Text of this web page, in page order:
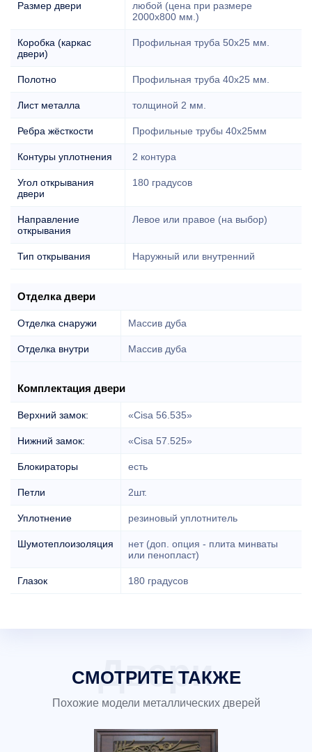
Размер двери
любой (цена при размере
2000x800 мм.)
Коробка (каркас
двери)
Профильная труба 50х25 мм.
Полотно Профильная труба 40х25 мм.
Лист металла толщиной 2 мм.
Ребра жёсткости Профильные трубы 40х25мм
Контуры уплотнения 2 контура
Угол открывания
двери
180 градусов
Направление
открывания
Левое или правое (на выбор)
Тип открывания Наружный или внутренний
Отделка двери
Отделка снаружи Массив дуба
Отделка внутри Массив дуба
Комплектация двери
Верхний замок: «Cisa 56.535»
Нижний замок: «Cisa 57.525»
Блокираторы есть
Петли 2шт.
Уплотнение резиновый уплотнитель
Шумотеплоизоляция
нет (доп. опция - плита минваты
или пенопласт)
Глазок 180 градусов
СМОТРИТЕ ТАКЖЕ
Похожие модели металлических дверей